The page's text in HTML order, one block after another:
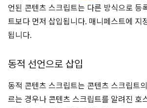
언된 콘텐츠 스크립트는 다른 방식으로 등
트보다 먼저 삽입됩니다. 매니페스트에 지
됩니다.
동적 선언으로 삽입
동적 콘텐츠 스크립트는 콘텐츠 스크립트
르는 경우나 콘텐츠 스크립트를 알려진 호